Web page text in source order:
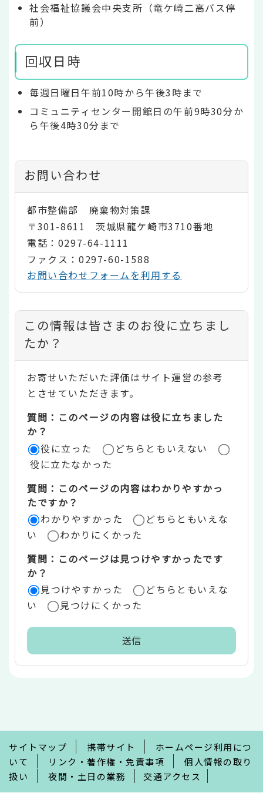
社会福祉協議会中央支所（竜ケ崎二高バス停
前）
回収日時
毎週日曜日午前10時から午後3時まで
コミュニティセンター開館日の午前9時30分か
ら午後4時30分まで
お問い合わせ
都市整備部 廃棄物対策課
〒301-8611 茨城県龍ケ崎市3710番地
電話：0297-64-1111
ファクス：0297-60-1588
お問い合わせフォームを利用する
コ
ン
テ
ン
ツ
評
価
リ
ア
この情報は皆さまのお役に立ちまし
たか？
お寄せいただいた評価はサイト運営の参考
とさせていただきます。
質問：このページの内容は役に立ちました
か？
役に立った
どちらともいえない
役に立たなかった
質問：このページの内容はわかりやすかっ
たですか？
わかりやすかった
どちらともいえな
い
わかりにくかった
質問：このページは見つけやすかったです
か？
見つけやすかった
どちらともいえな
い
見つけにくかった
で
サイトマップ 携帯サイト
ホームページ利用につ
いて
リンク・著作権・免責事項
個人情報の取り
扱い
夜間・土日の業務 交通アクセス